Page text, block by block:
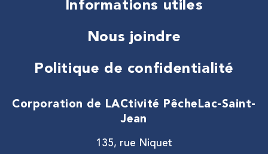
Informations utiles
Nous joindre
Politique de confidentialité
Corporation de LACtivité Pêche Lac-Saint-
Jean
135, rue Niquet